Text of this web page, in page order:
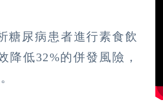
糖尿病患者進行素食飲
低32%的併發風險，